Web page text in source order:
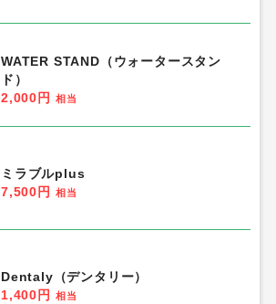
WATER STAND（ウォータースタン
ド）
2,000円
相当
ミラブルplus
7,500円
相当
Dentaly（デンタリー）
1,400円
相当